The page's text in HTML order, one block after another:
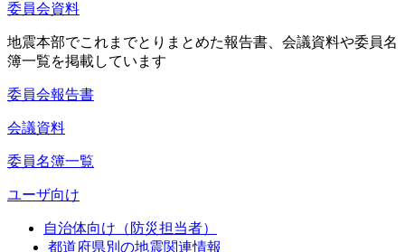
委員会資料
地震本部でこれまでとりまとめた報告書、会議資料や委員名
簿一覧を掲載しています
委員会報告書
会議資料
委員名簿一覧
ユーザ向け
自治体向け（防災担当者）
都道府県別の地震関連情報